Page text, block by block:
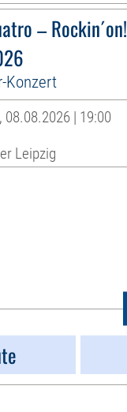
– Rockin´on!
Konzert
08.08.2026 | 19:00
Leipzig